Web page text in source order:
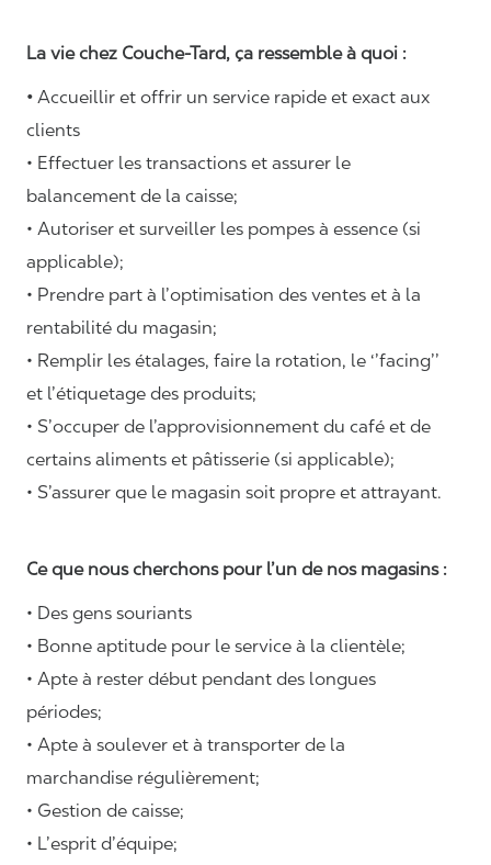
La vie chez Couche-Tard, ça ressemble à quoi :
• Accueillir et offrir un service rapide et exact aux
clients
• Effectuer les transactions et assurer le
balancement de la caisse;
• Autoriser et surveiller les pompes à essence (si
applicable);
• Prendre part à l’optimisation des ventes et à la
rentabilité du magasin;
• Remplir les étalages, faire la rotation, le ‘’facing’’
et l’étiquetage des produits;
• S’occuper de l’approvisionnement du café et de
certains aliments et pâtisserie (si applicable);
• S’assurer que le magasin soit propre et attrayant.
Ce que nous cherchons pour l’un de nos magasins :
• Des gens souriants
• Bonne aptitude pour le service à la clientèle;
• Apte à rester début pendant des longues
périodes;
• Apte à soulever et à transporter de la
marchandise régulièrement;
• Gestion de caisse;
• L’esprit d’équipe;